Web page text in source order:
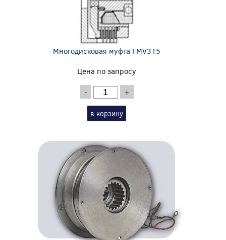
Многодисковая муфта FMV315
Цена по запросу
- +
в корзину